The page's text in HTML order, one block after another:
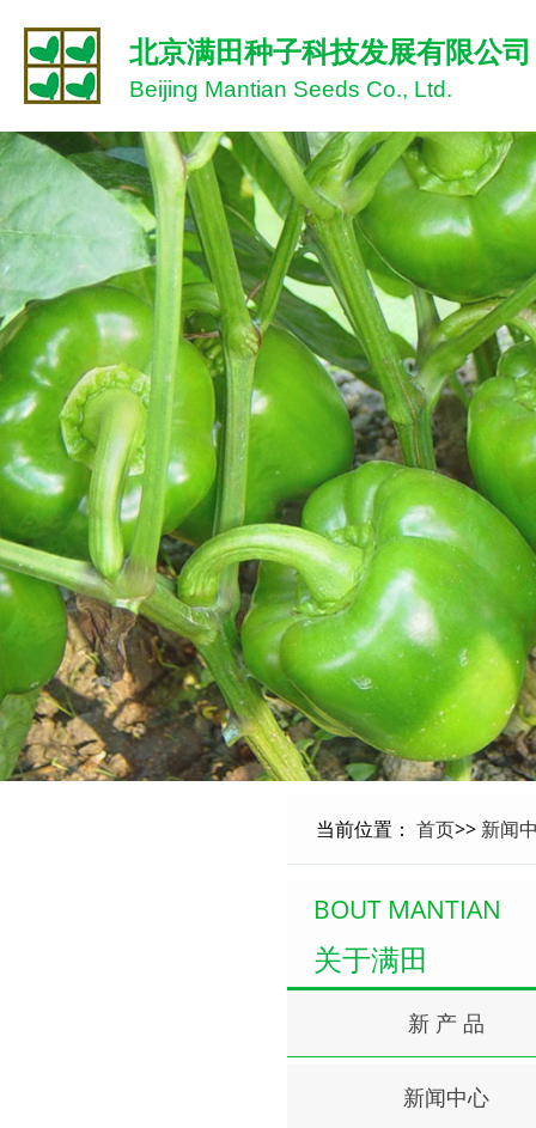
北京满田种子科技发展有限公司
Beijing Mantian Seeds Co., Ltd.
当前位置： 首页>> 新闻
BOUT MANTIAN
关于满田
新 产 品
新闻中心